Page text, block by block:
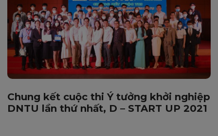
Chung kết cuộc thi Ý tưởng khởi nghiệp
DNTU lần thứ nhất, D – START UP 2021